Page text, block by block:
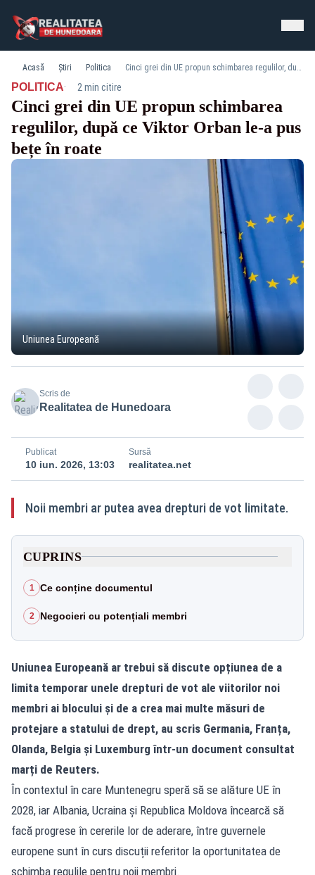
Acasă Știri Politica Cinci grei din UE propun schimbarea regulilor, după ce Viktor Orban le-a pus bețe în roate
POLITICA· 2 min citire
Cinci grei din UE propun schimbarea
regulilor, după ce Viktor Orban le-a pus
bețe în roate
Uniunea Europeană
Scris de
Realitatea de Hunedoara
Publicat
10 iun. 2026, 13:03
Sursă
realitatea.net
Noii membri ar putea avea drepturi de vot limitate.
CUPRINS
1 Ce conține documentul
2 Negocieri cu potențiali membri
Uniunea Europeană ar trebui să discute opțiunea de a
limita temporar unele drepturi de vot ale viitorilor noi
membri ai blocului și de a crea mai multe măsuri de
protejare a statului de drept, au scris Germania, Franța,
Olanda, Belgia și Luxemburg într-un document consultat
marți de Reuters.
În contextul în care Muntenegru speră să se alăture UE în
2028, iar Albania, Ucraina și Republica Moldova încearcă să
facă progrese în cererile lor de aderare, între guvernele
europene sunt în curs discuții referitor la oportunitatea de
schimba regulile pentru noii membri.